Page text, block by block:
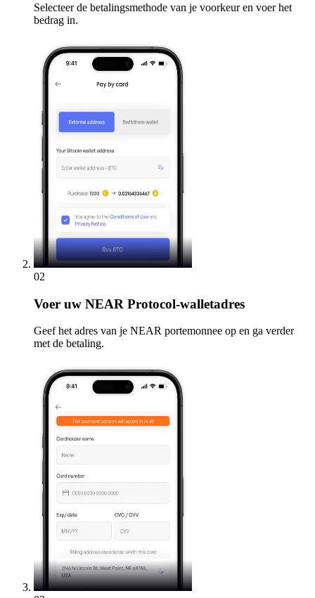
Selecteer de betalingsmethode van je voorkeur en voer het
bedrag in.
02
Voer uw NEAR Protocol-walletadres
Geef het adres van je NEAR portemonnee op en ga verder
met de betaling.